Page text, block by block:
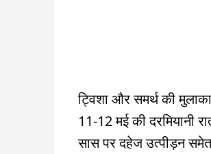
ट्विशा और समर्थ की
11-12 मई की दरमियानी
सास पर दहेज उत्पीड़न